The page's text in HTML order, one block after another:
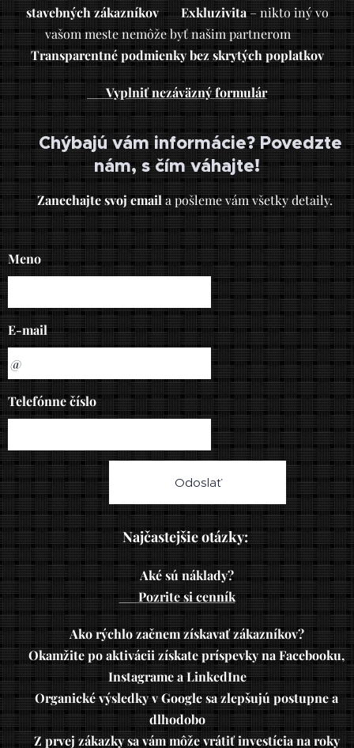
stavebných zákazníkov🔹Exkluzivita– nikto iný vo
vašom meste nemôže byť našim partnerom 🔹
Transparentné podmienky bez skrytých poplatkov
👉Vyplniť nezáväzný formulár
🤔 Chýbajú vám informácie? Povedzte
nám, s čím váhajte!
📧Zanechajte svoj emaila pošleme vám všetky detaily.
Meno
E-mail
Telefónne číslo
Odoslať
📌Najčastejšie otázky:
✔ Aké sú náklady?
👉Pozrite si cenník
✔Ako rýchlo začnem získavať zákazníkov?
✅ Okamžite po aktivácii získate príspevky na Facebooku,
Instagrame a LinkedIne
✅Organické výsledky v Google sa zlepšujú postupne a
dlhodobo
✅Z prvej zákazky sa vám môže vrátiť investícia na roky